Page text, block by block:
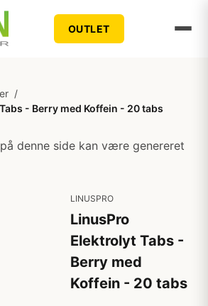
OUTLET
/
- Berry med Koffein - 20 tabs
denne side kan være genereret
LINUSPRO
LinusPro
Elektrolyt Tabs -
Berry med
Koffein - 20 tabs